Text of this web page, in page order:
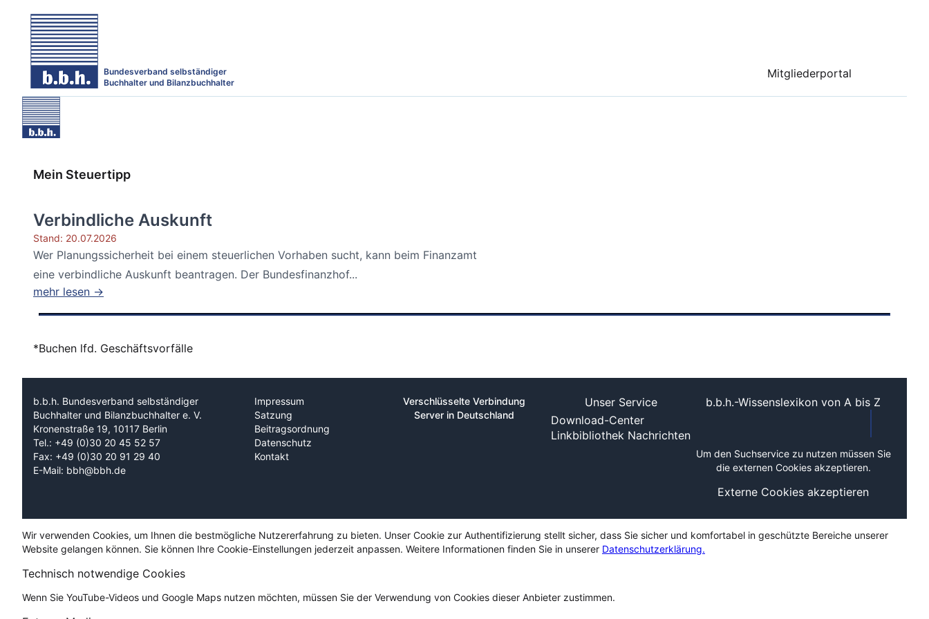
Bundesverband selbständiger
Buchhalter und Bilanzbuchhalter
Mitgliederportal
Mein Steuertipp
Verbindliche Auskunft
Stand: 20.07.2026
Wer Planungssicherheit bei einem steuerlichen Vorhaben sucht, kann beim Finanzamt
eine verbindliche Auskunft beantragen. Der Bundesfinanzhof...
mehr lesen →
*Buchen lfd. Geschäftsvorfälle
b.b.h. Bundesverband selbständiger
Buchhalter und Bilanzbuchhalter e. V.
Kronenstraße 19, 10117 Berlin
Tel.: +49 (0)30 20 45 52 57
Fax: +49 (0)30 20 91 29 40
E-Mail: bbh@bbh.de
Impressum
Satzung
Beitragsordnung
Datenschutz
Kontakt
Verschlüsselte Verbindung
Server in Deutschland
Unser Service
Download-Center
Linkbibliothek Nachrichten
b.b.h.-Wissenslexikon von A bis Z
Um den Suchservice zu nutzen müssen Sie
die externen Cookies akzeptieren.
Externe Cookies akzeptieren
Wir verwenden Cookies, um Ihnen die bestmögliche Nutzererfahrung zu bieten. Unser Cookie zur Authentifizierung stellt sicher, dass Sie sicher und komfortabel in geschützte Bereiche unserer
Website gelangen können. Sie können Ihre Cookie-Einstellungen jederzeit anpassen. Weitere Informationen finden Sie in unserer Datenschutzerklärung.
Technisch notwendige Cookies
Wenn Sie YouTube-Videos und Google Maps nutzen möchten, müssen Sie der Verwendung von Cookies dieser Anbieter zustimmen.